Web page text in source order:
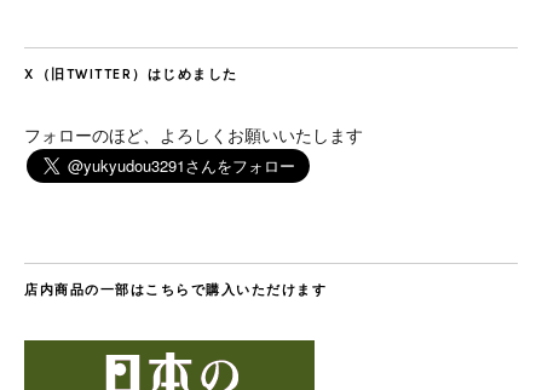
X（旧TWITTER）はじめました
フォローのほど、よろしくお願いいたします
店内商品の一部はこちらで購入いただけます